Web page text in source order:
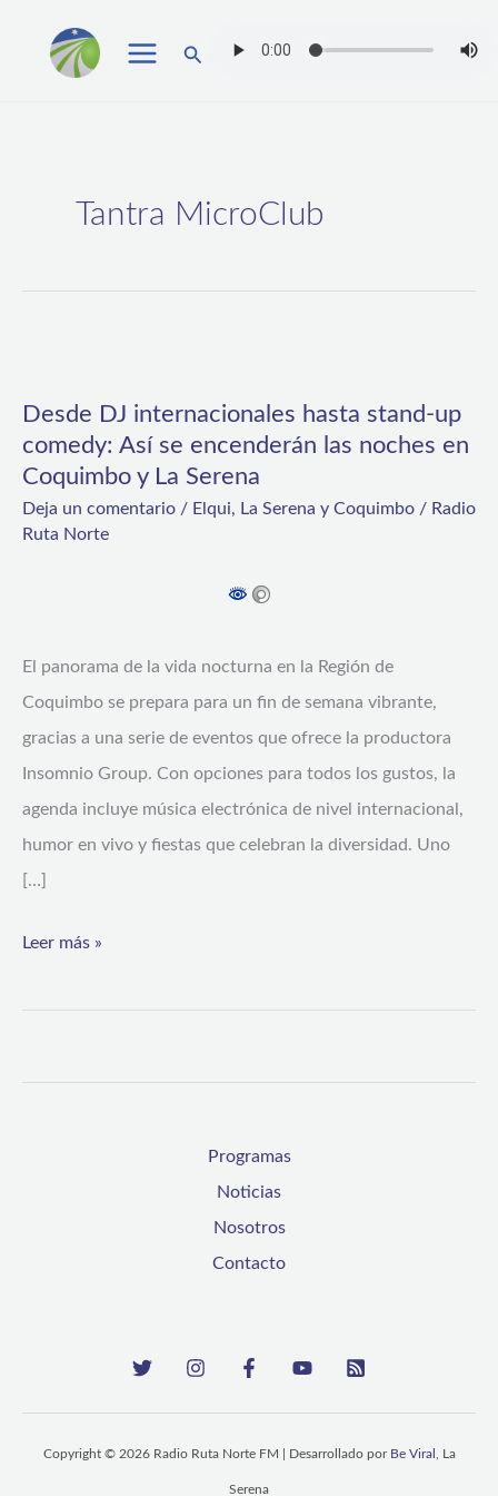
Buscar
Tantra MicroClub
Desde DJ internacionales hasta stand-up
comedy: Así se encenderán las noches en
Coquimbo y La Serena
Deja un comentario / Elqui, La Serena y Coquimbo / Radio
Ruta Norte
El panorama de la vida nocturna en la Región de
Coquimbo se prepara para un fin de semana vibrante,
gracias a una serie de eventos que ofrece la productora
Insomnio Group. Con opciones para todos los gustos, la
agenda incluye música electrónica de nivel internacional,
humor en vivo y fiestas que celebran la diversidad. Uno
[…]
internacionales
up
encenderán
las
noches
en
Coquimbo
y
La
Leer más »
Programas
Noticias
Nosotros
Contacto
Copyright © 2026 Radio Ruta Norte FM | Desarrollado por Be Viral , La
Serena